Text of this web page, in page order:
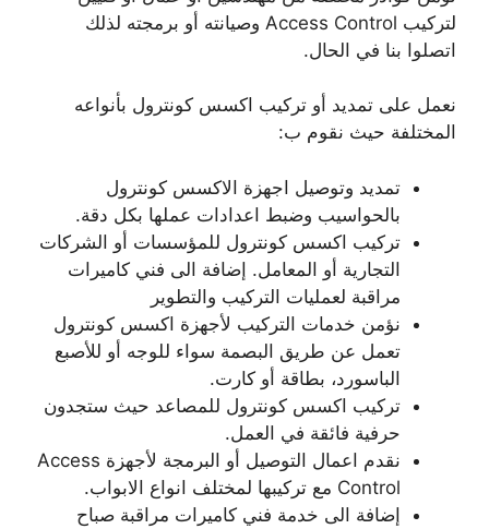
لتركيب Access Control وصيانته أو برمجته لذلك
اتصلوا بنا في الحال.
نعمل على تمديد أو تركيب اكسس كونترول بأنواعه
المختلفة حيث نقوم ب:
تمديد وتوصيل اجهزة الاكسس كونترول
بالحواسيب وضبط اعدادات عملها بكل دقة.
تركيب اكسس كونترول للمؤسسات أو الشركات
التجارية أو المعامل. إضافة الى فني كاميرات
مراقبة لعمليات التركيب والتطوير
نؤمن خدمات التركيب لأجهزة اكسس كونترول
تعمل عن طريق البصمة سواء للوجه أو للأصبع
الباسورد، بطاقة أو كارت.
تركيب اكسس كونترول للمصاعد حيث ستجدون
حرفية فائقة في العمل.
نقدم اعمال التوصيل أو البرمجة لأجهزة Access
Control مع تركيبها لمختلف انواع الابواب.
إضافة الى خدمة فني كاميرات مراقبة صباح